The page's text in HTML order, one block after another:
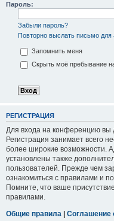
Пароль:
Забыли пароль?
Повторно выслать письмо для
Запомнить меня
Скрыть моё пребывание
РЕГИСТРАЦИЯ
Для входа на конференцию вы
Регистрация занимает всего
более широкие возможности.
установлены также
пользователей. Прежде чем
ознакомиться с правилами и
Помните, что ваше
правилами.
Общие правила | Соглашение